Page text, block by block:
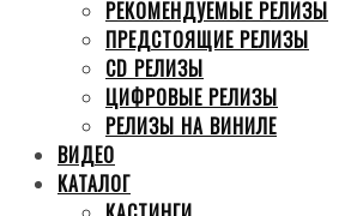
РЕКОМЕНДУЕМЫЕ РЕЛИЗЫ
ПРЕДСТОЯЩИЕ РЕЛИЗЫ
CD РЕЛИЗЫ
ЦИФРОВЫЕ РЕЛИЗЫ
РЕЛИЗЫ НА ВИНИЛЕ
ВИДЕО
КАТАЛОГ